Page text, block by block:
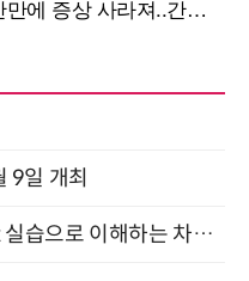
9일 개최
“큐비트·양자 알고리즘·Qiskit 실습으로 이해하는 차세대 컴퓨팅” (8/28)